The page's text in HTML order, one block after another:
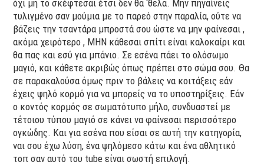
όχι μη το σκέφτεσαι έτσι δεν θα ‘θελα. Μην πηγαίνεις
τυλιγμένο σαν μούμια με το παρεό στην παραλία, ούτε να
βάζεις την τσαντάρα μπροστά σου ώστε να μην φαίνεσαι ,
ακόμα χειρότερο , ΜΗΝ κάθεσαι σπίτι είναι καλοκαίρι και
θα πας και εσύ για μπάνιο. Σε εσένα πάει το ολόσωμο
μαγιό, και κάθετε ακριβώς όπως πρέπει στο σώμα σου. Θα
σε παρακαλούσα όμως πριν το βάλεις να κοιτάξεις εάν
έχεις ψηλό κορμό για να μπορείς να το υποστηρίξεις. Εάν
ο κοντός κορμός σε σωματότυπο μήλο, συνδυαστεί με
τέτοιου τύπου μαγιό σε κάνει να φαίνεσαι περισσότερο
ογκώδης. Και για εσένα που είσαι σε αυτή την κατηγορία,
ναι σου έχω λύση, ένα ψηλόμεσο κάτω και ένα αθλητικό
τοπ σαν αυτό του tube είναι σωστή επιλογή.